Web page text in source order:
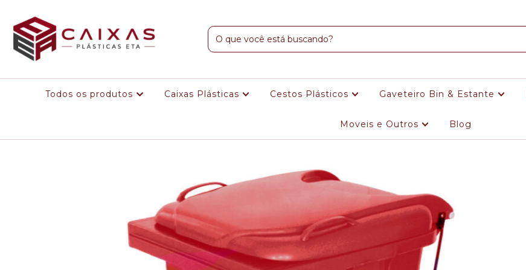
Todos os produtos Caixas Plásticas Cestos Plásticos Gaveteiro Bin & Estante
Moveis e Outros Blog